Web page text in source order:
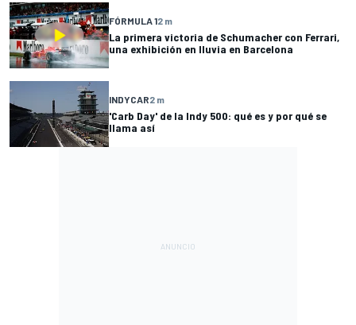
FÓRMULA 12 m
La primera victoria de Schumacher con Ferrari,
una exhibición en lluvia en Barcelona
INDYCAR2 m
'Carb Day' de la Indy 500: qué es y por qué se
llama así